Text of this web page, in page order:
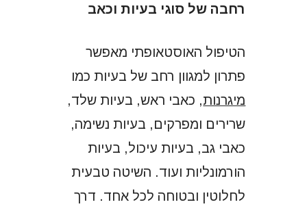
רחבה של סוגי בעיות וכאב
הטיפול האוסטאופתי מאפשר
פתרון למגוון רחב של בעיות כמו
מיגרנות, כאבי ראש, בעיות שלד,
שרירים ומפרקים, בעיות נשימה,
כאבי גב, בעיות עיכול, בעיות
הורמונליות ועוד. השיטה טבעית
לחלוטין ובטוחה לכל אחד. דרך